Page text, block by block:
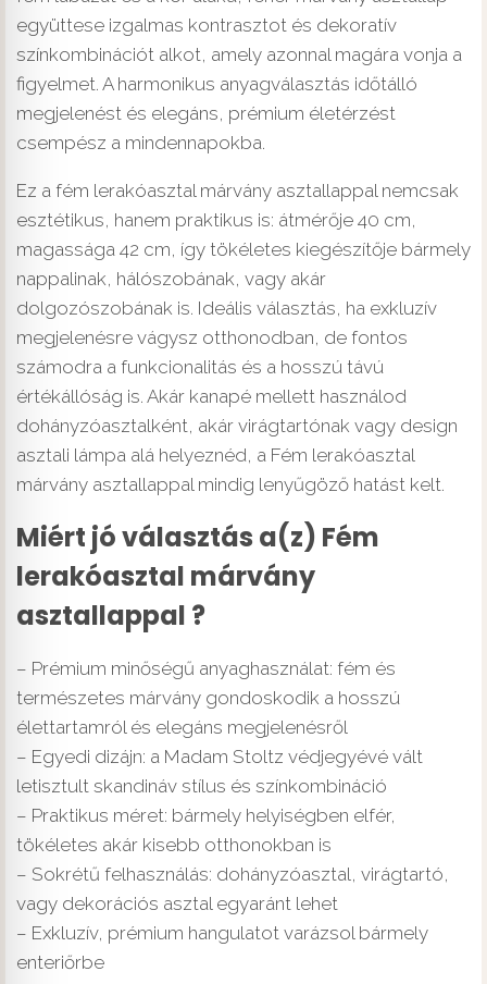
együttese izgalmas kontrasztot és dekoratív
színkombinációt alkot, amely azonnal magára vonja a
figyelmet. A harmonikus anyagválasztás időtálló
megjelenést és elegáns, prémium életérzést
csempész a mindennapokba.
Ez a fém lerakóasztal márvány asztallappal nemcsak
esztétikus, hanem praktikus is: átmérője 40 cm,
magassága 42 cm, így tökéletes kiegészítője bármely
nappalinak, hálószobának, vagy akár
dolgozószobának is. Ideális választás, ha exkluzív
megjelenésre vágysz otthonodban, de fontos
számodra a funkcionalitás és a hosszú távú
értékállóság is. Akár kanapé mellett használod
dohányzóasztalként, akár virágtartónak vagy design
asztali lámpa alá helyeznéd, a Fém lerakóasztal
márvány asztallappal mindig lenyűgöző hatást kelt.
Miért jó választás a(z) Fém
lerakóasztal márvány
asztallappal ?
– Prémium minőségű anyaghasználat: fém és
természetes márvány gondoskodik a hosszú
élettartamról és elegáns megjelenésről
– Egyedi dizájn: a Madam Stoltz védjegyévé vált
letisztult skandináv stílus és színkombináció
– Praktikus méret: bármely helyiségben elfér,
tökéletes akár kisebb otthonokban is
– Sokrétű felhasználás: dohányzóasztal, virágtartó,
vagy dekorációs asztal egyaránt lehet
– Exkluzív, prémium hangulatot varázsol bármely
enteriőrbe